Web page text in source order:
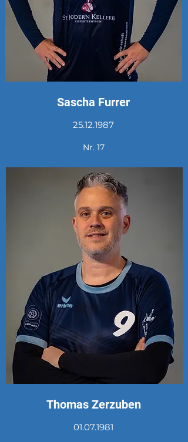
Sascha Furrer
25.12.1987
Nr. 17
Thomas Zerzuben
01.07.1981